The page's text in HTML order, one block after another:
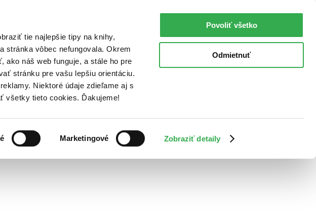
tie najlepšie tipy na knihy,
stránka vôbec nefungovala. Okrem
náš web funguje, a stále ho pre
stránku pre vašu lepšiu orientáciu.
Niektoré údaje zdieľame aj s
všetky tieto cookies. Ďakujeme!
Marketingové Zobraziť detaily
Povoliť všetko
Odmietnuť